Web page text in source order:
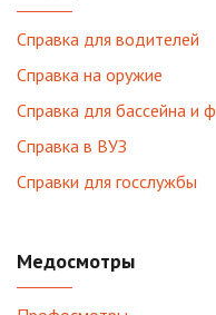
Справка для водителей
Справка на оружие
Справка для бассейна и
Справка в ВУЗ
Справки для госслужбы
Медосмотры